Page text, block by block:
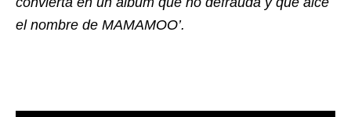
el nombre de MAMAMOO’.